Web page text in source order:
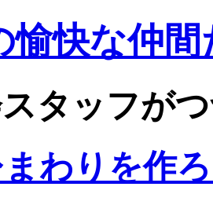
愉快な仲間
タッフが
わりを作